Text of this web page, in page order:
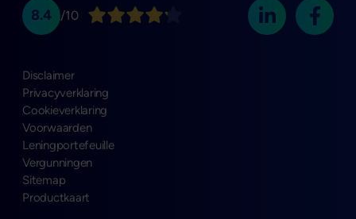
8.4 /10
Disclaimer
Privacyverklaring
Cookieverklaring
Voorwaarden
Leningportefeuille
Vergunningen
Sitemap
Productkaart